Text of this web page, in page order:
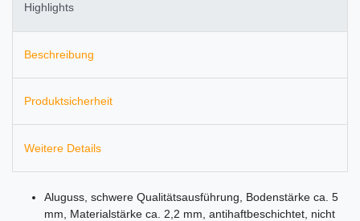
Highlights
Beschreibung
Produktsicherheit
Weitere Details
Aluguss, schwere Qualitätsausführung, Bodenstärke ca. 5
mm, Materialstärke ca. 2,2 mm, antihaftbeschichtet, nicht